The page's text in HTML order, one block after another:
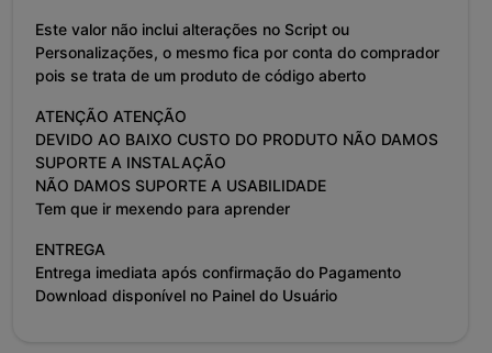
Este valor não inclui alterações no Script ou
Personalizações, o mesmo fica por conta do comprador
pois se trata de um produto de código aberto
ATENÇÃO ATENÇÃO
DEVIDO AO BAIXO CUSTO DO PRODUTO NÃO DAMOS
SUPORTE A INSTALAÇÃO
NÃO DAMOS SUPORTE A USABILIDADE
Tem que ir mexendo para aprender
ENTREGA
Entrega imediata após confirmação do Pagamento
Download disponível no Painel do Usuário